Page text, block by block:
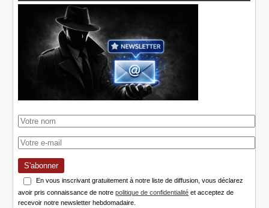
S'abonner
En vous inscrivant gratuitement à notre liste de diffusion, vous déclarez
avoir pris connaissance de notrepolitique de confidentialité et acceptez de
recevoir notre newsletter hebdomadaire.